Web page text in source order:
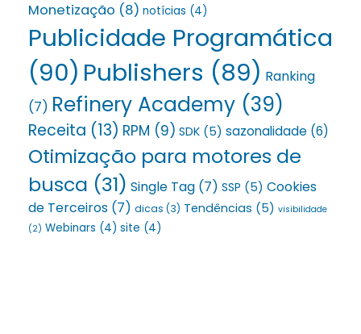
Monetização (8) notícias (4)
Publicidade Programática
(90) Publishers (89) Ranking
(7) Refinery Academy (39)
Receita (13) RPM (9) SDK (5) sazonalidade (6)
Otimização para motores de
busca (31) Single Tag (7) SSP (5) Cookies
de Terceiros (7) dicas (3) Tendências (5) visibilidade
(2) Webinars (4) site (4)